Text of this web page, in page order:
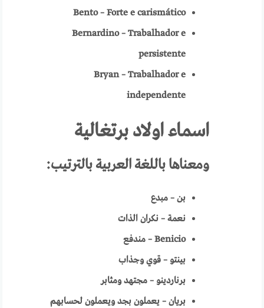
Bento – Forte e carismático
Bernardino – Trabalhador e
persistente
Bryan – Trabalhador e
independente
اسماء اولاد برتغالية
ومعناها باللغة العربية بالترتيب:
بن – مبدع
نعمة – نكران الذات
Benicio – مندفع
بينتو – قوي وجذاب
برناردينو – مجتهد ومثابر
بريان – يعملون بجد ويعملون لحسابهم